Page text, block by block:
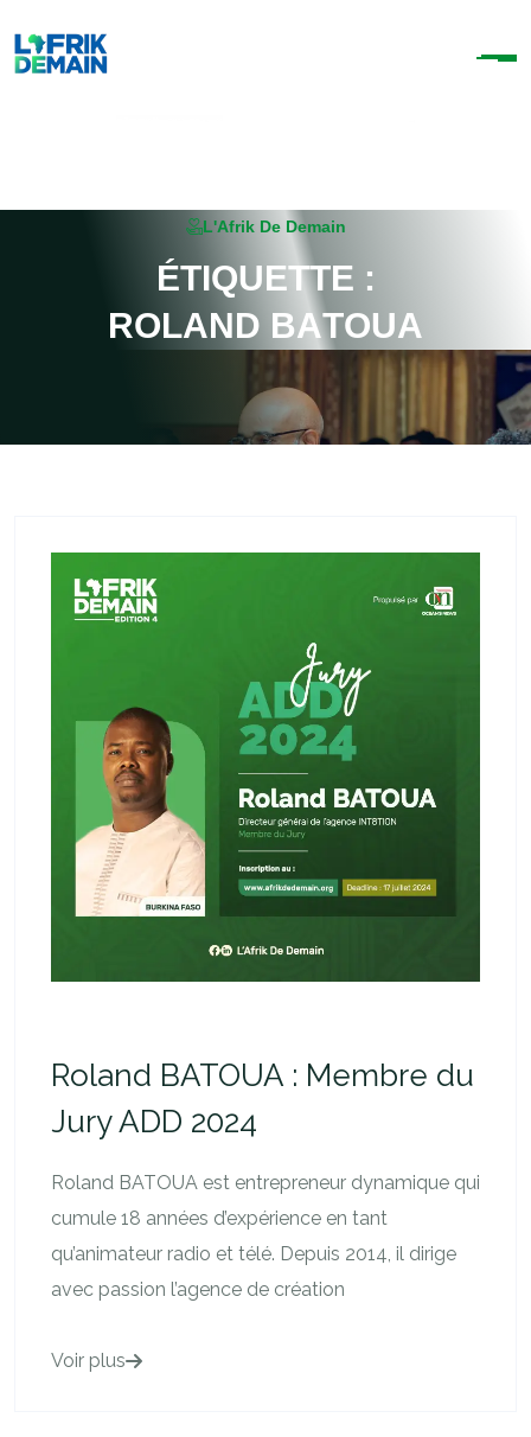
L'Afrik De Demain
ÉTIQUETTE :
ROLAND BATOUA
Roland BATOUA : Membre du
Jury ADD 2024
Roland BATOUA est entrepreneur dynamique qui
cumule 18 années d’expérience en tant
qu’animateur radio et télé. Depuis 2014, il dirige
avec passion l’agence de création
Voir plus